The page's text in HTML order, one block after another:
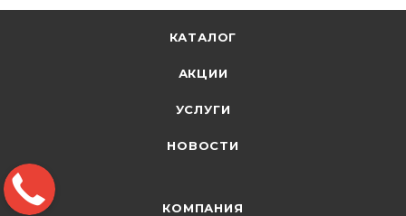
КАТАЛОГ
АКЦИИ
УСЛУГИ
НОВОСТИ
КОМПАНИЯ